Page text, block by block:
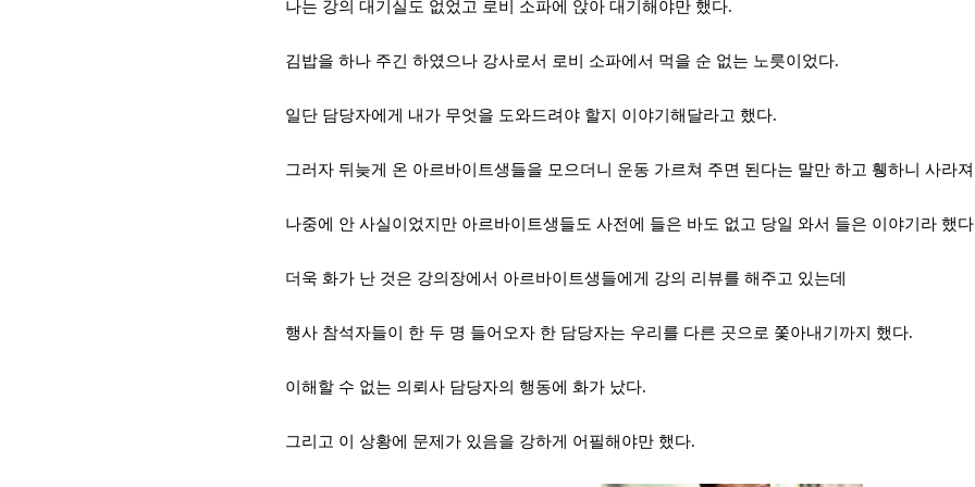
나는 강의 대기실도 없었고 로비 소파에 앉아 대기해야만 했다.
김밥을 하나 주긴 하였으나 강사로서 로비 소파에서 먹을 순 없는 노릇이었다.
일단 담당자에게 내가 무엇을 도와드려야 할지 이야기해달라고 했다.
그러자 뒤늦게 온 아르바이트생들을 모으더니 운동 가르쳐 주면 된다는 말만 하고 휑하니 사라
나중에 안 사실이었지만 아르바이트생들도 사전에 들은 바도 없고 당일 와서 들은 이야기라 했다
더욱 화가 난 것은 강의장에서 아르바이트생들에게 강의 리뷰를 해주고 있는데
행사 참석자들이 한 두 명 들어오자 한 담당자는 우리를 다른 곳으로 쫓아내기까지 했다.
이해할 수 없는 의뢰사 담당자의 행동에 화가 났다.
그리고 이 상황에 문제가 있음을 강하게 어필해야만 했다.